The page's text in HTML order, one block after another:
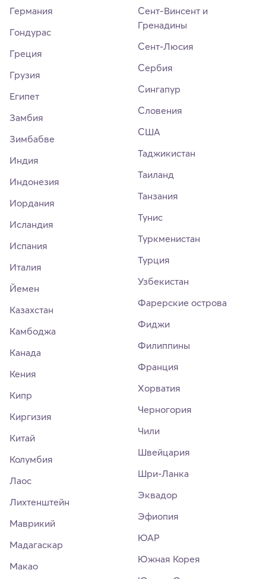
Германия
Гондурас
Греция
Грузия
Египет
Замбия
Зимбабве
Индия
Индонезия
Иордания
Исландия
Испания
Италия
Йемен
Казахстан
Камбоджа
Канада
Кения
Кипр
Киргизия
Китай
Колумбия
Лаос
Лихтенштейн
Маврикий
Мадагаскар
Макао
Сент-Винсент и
Гренадины
Сент-Люсия
Сербия
Сингапур
Словения
США
Таджикистан
Таиланд
Танзания
Тунис
Туркменистан
Турция
Узбекистан
Фарерские острова
Фиджи
Филиппины
Франция
Хорватия
Черногория
Чили
Швейцария
Шри-Ланка
Эквадор
Эфиопия
ЮАР
Южная Корея